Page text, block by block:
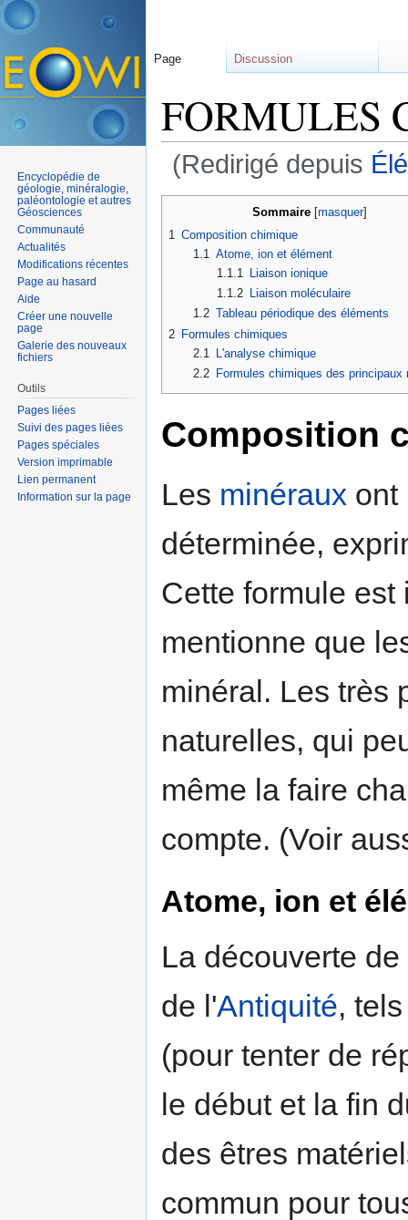
FORMULES
(Redirigé depuis
Sommaire [masquer]
1 Composition chimique
1.1 Atome, ion et élément
1.1.1
Liaison ionique
1.1.2
Liaison moléculaire
1.2 Tableau périodique des éléments
2 Formules chimiques
2.1
L'analyse chimique
2.2
Formules chimiques des principaux
Composition
Les minéraux ont
déterminée,
Cette formule
mentionne que
minéral. Les très
naturelles, qui
même la faire
compte. (Voir
Atome, ion et
La découverte
de l'Antiquité,
(pour tenter de
le début et la fin
des êtres
commun pour
Page Discussion
Encyclopédie de
géologie, minéralogie,
paléontologie et autres
Géosciences
Communauté
Actualités
Modifications récentes
Page au hasard
Aide
Créer une nouvelle
page
Galerie des nouveaux
fichiers
Outils
Pages liées
Suivi des pages liées
Pages spéciales
Version imprimable
Lien permanent
Information sur la page